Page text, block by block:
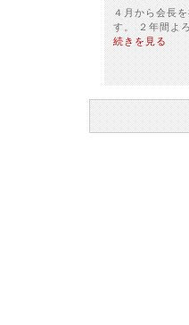
４月から会長
す。 ２年間よ
続きを見る